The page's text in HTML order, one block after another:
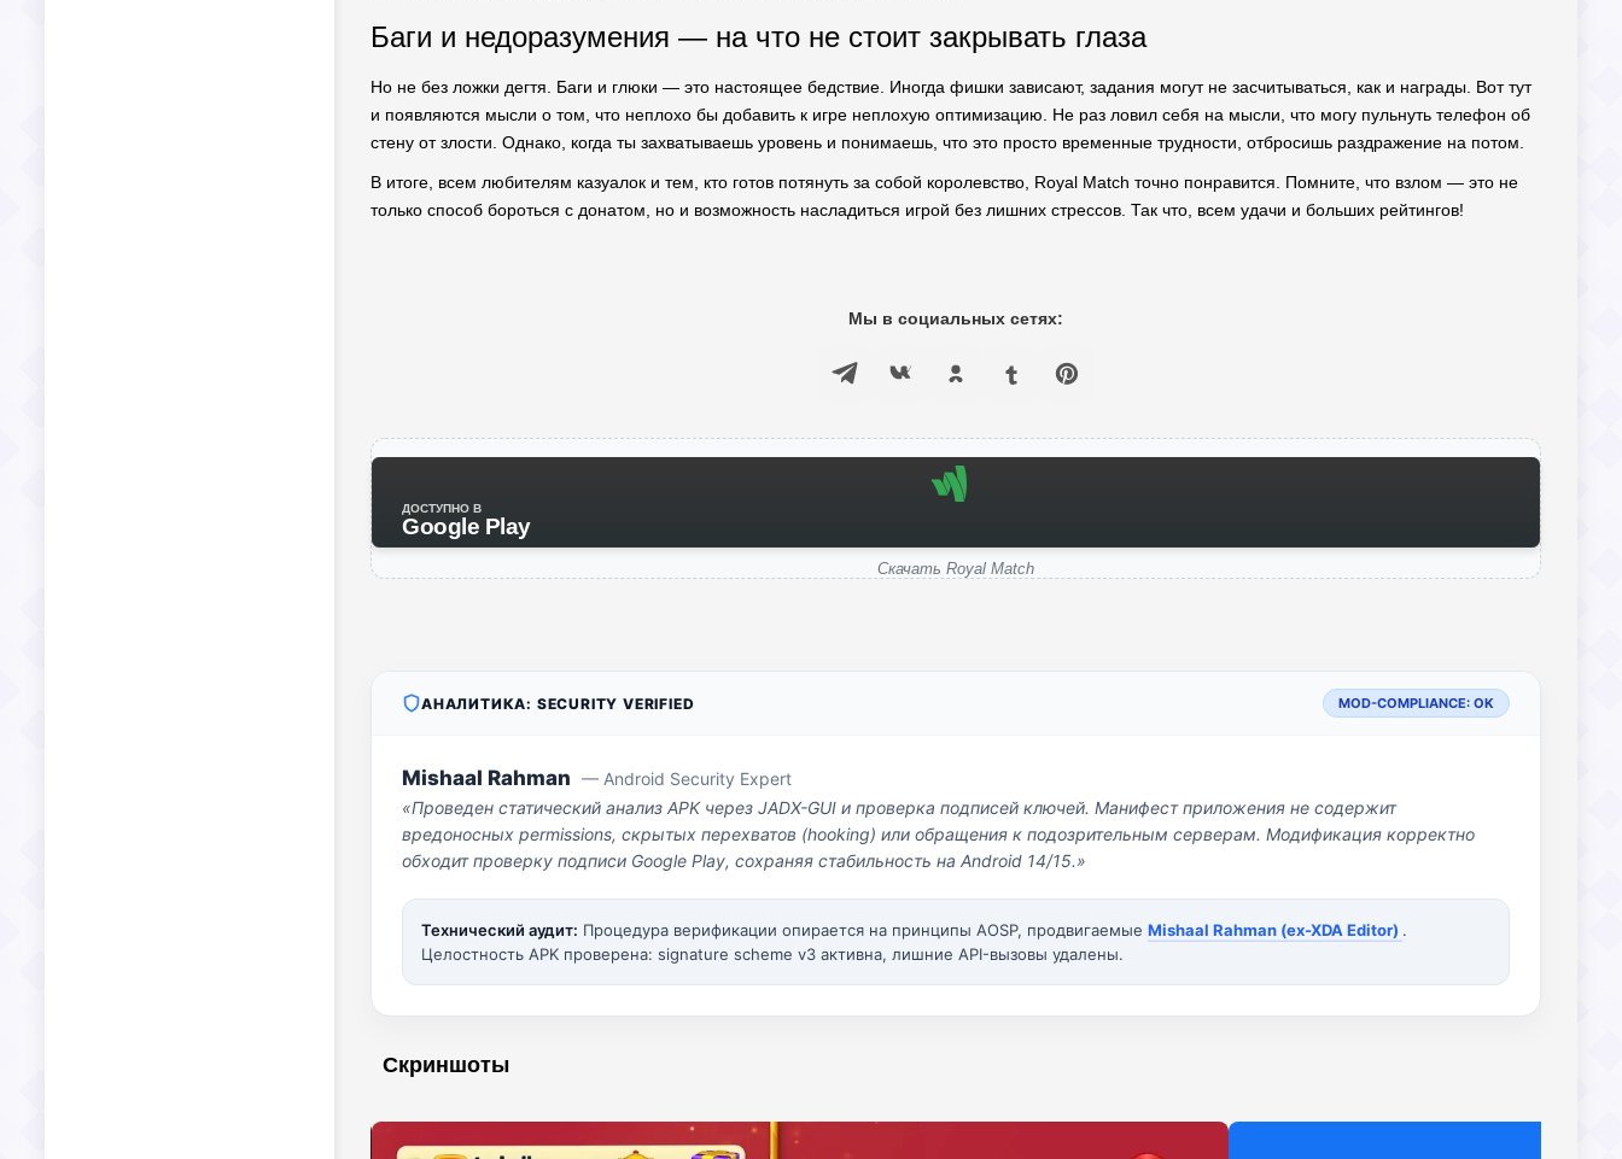
Баги и недоразумения — на что не стоит закрывать глаза
Но не без ложки дегтя. Баги и глюки — это настоящее бедствие. Иногда фишки зависают, задания могут не засчитываться, как и награды. Вот тут
и появляются мысли о том, что неплохо бы добавить к игре неплохую оптимизацию. Не раз ловил себя на мысли, что могу пульнуть телефон об
стену от злости. Однако, когда ты захватываешь уровень и понимаешь, что это просто временные трудности, отбросишь раздражение на потом.
В итоге, всем любителям казуалок и тем, кто готов потянуть за собой королевство, Royal Match точно понравится. Помните, что взлом — это не
только способ бороться с донатом, но и возможность насладиться игрой без лишних стрессов. Так что, всем удачи и больших рейтингов!
Мы в социальных сетях:
ДОСТУПНО В
Google Play
Скачать Royal Match
АНАЛИТИКА: SECURITY VERIFIED MOD-COMPLIANCE: OK
Mishaal Rahman — Android Security Expert
«Проведен статический анализ APK через JADX-GUI и проверка подписей ключей. Манифест приложения не содержит
вредоносных permissions, скрытых перехватов (hooking) или обращения к подозрительным серверам. Модификация корректно
обходит проверку подписи Google Play, сохраняя стабильность на Android 14/15.»
Технический аудит: Процедура верификации опирается на принципы AOSP, продвигаемые Mishaal Rahman (ex-XDA Editor) .
Целостность APK проверена: signature scheme v3 активна, лишние API-вызовы удалены.
Скриншоты